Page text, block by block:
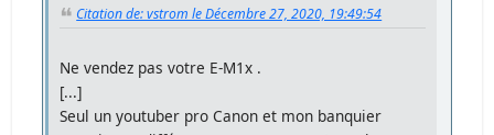
Citation de: vstrom le Décembre 27, 2020, 19:49:54
Ne vendez pas votre E-M1x .
[...]
Seul un youtuber pro Canon et mon banquier